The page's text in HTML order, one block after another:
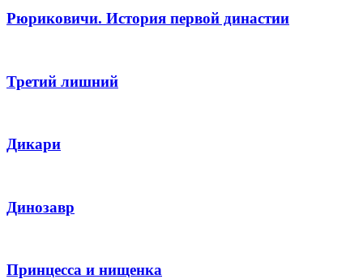
Рюриковичи. История первой династии
Третий лишний
Дикари
Динозавр
Принцесса и нищенка